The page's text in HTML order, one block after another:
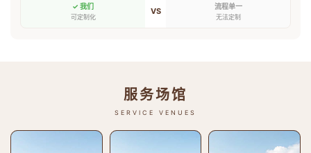
✓ 我们
可定制化
VS 流程单一
无法定制
服务场馆
SERVICE VENUES